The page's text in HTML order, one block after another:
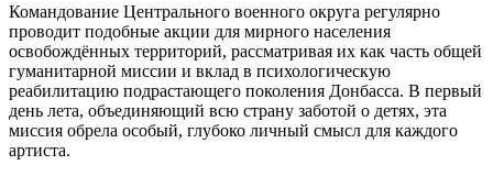
Командование Центрального военного округа регулярно
проводит подобные акции для мирного населения
освобождённых территорий, рассматривая их как часть общей
гуманитарной миссии и вклад в психологическую
реабилитацию подрастающего поколения Донбасса. В первый
день лета, объединяющий всю страну заботой о детях, эта
миссия обрела особый, глубоко личный смысл для каждого
артиста.